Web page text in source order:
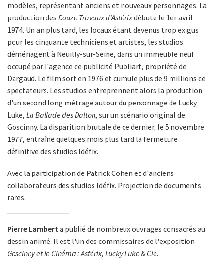
modèles, représentant anciens et nouveaux personnages. La
production des Douze Travaux d'Astérixdébute le 1er avril
1974. Un an plus tard, les locaux étant devenus trop exigus
pour les cinquante techniciens et artistes, les studios
déménagent à Neuilly-sur-Seine, dans un immeuble neuf
occupé par l'agence de publicité Publiart, propriété de
Dargaud. Le film sort en 1976 et cumule plus de 9 millions de
spectateurs. Les studios entreprennent alors la production
d'un second long métrage autour du personnage de Lucky
Luke, La Ballade des Dalton, sur un scénario original de
Goscinny. La disparition brutale de ce dernier, le 5 novembre
1977, entraîne quelques mois plus tard la fermeture
définitive des studios Idéfix.
Avec la participation de Patrick Cohen et d'anciens
collaborateurs des studios Idéfix. Projection de documents
rares.
Pierre Lamberta publié de nombreux ouvrages consacrés au
dessin animé. Il est l'un des commissaires de l'exposition
Goscinny et le Cinéma : Astérix, Lucky Luke & Cie.